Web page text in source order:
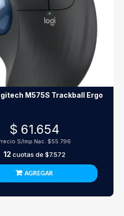
M575S Trackball Ergo
$ 61.654
S/Imp.Nac. $55.796
12cuotas de $7.572
AGREGAR